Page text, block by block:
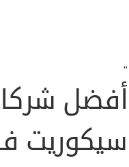
"
أفضل
سيكوريت